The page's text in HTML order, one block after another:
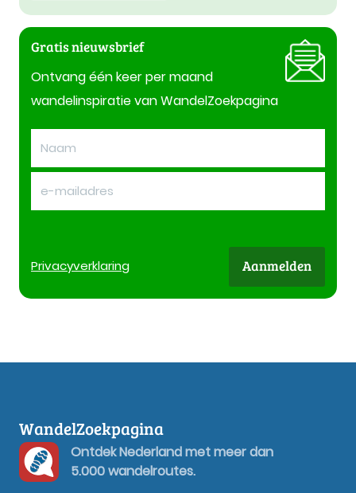
Gratis nieuwsbrief
Ontvang één keer per maand
wandelinspiratie van WandelZoekpagina
Privacyverklaring Aanmelden
WandelZoekpagina
Ontdek Nederland met meer dan
5.000 wandelroutes.